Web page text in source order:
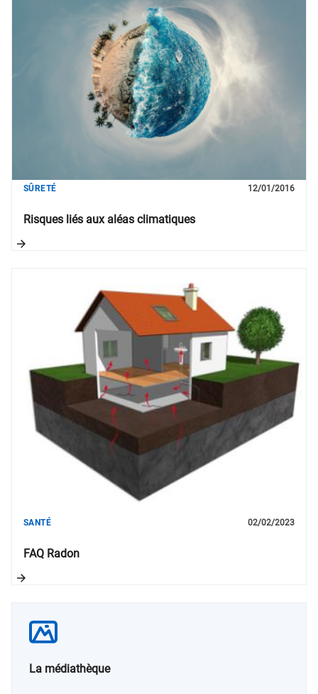
Risques liés aux aléas climatiques
SÛRETÉ 12/01/2016
FAQ Radon
SANTÉ 02/02/2023
La médiathèque